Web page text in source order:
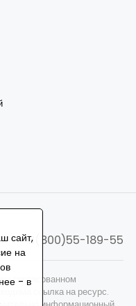
8(800)55-189-55
согласованном
ссылка на ресурс.
сайт,
на
- в